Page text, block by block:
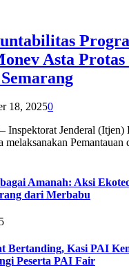
Asta Protas
18, 20250
Inspektorat Jenderal (Itjen)
Pemantauan
Amanah: Aksi
dari Merbabu
Bertanding, Kasi PAI
Peserta PAI Fair